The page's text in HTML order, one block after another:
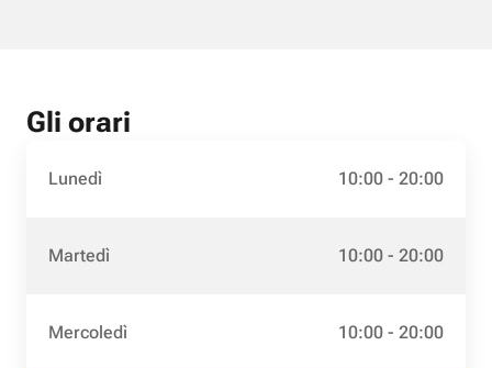
Gli orari
Lunedì 10:00 - 20:00
Martedì 10:00 - 20:00
Mercoledì 10:00 - 20:00